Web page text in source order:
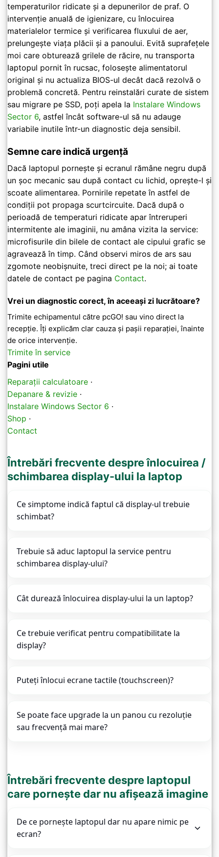
temperaturilor ridicate și a depunerilor de praf. O
intervenție anuală de igienizare, cu înlocuirea
materialelor termice și verificarea fluxului de aer,
prelungește viața plăcii și a panoului. Evită suprafețele
moi care obturează grilele de răcire, nu transporta
laptopul pornit în rucsac, folosește alimentatorul
original și nu actualiza BIOS-ul decât dacă rezolvă o
problemă concretă. Pentru reinstalări curate de sistem
sau migrare pe SSD, poți apela la Instalare Windows
Sector 6, astfel încât software-ul să nu adauge
variabile inutile într-un diagnostic deja sensibil.
Semne care indică urgență
Dacă laptopul pornește și ecranul rămâne negru după
un șoc mecanic sau după contact cu lichid, oprește-l și
scoate alimentarea. Pornirile repetate în astfel de
condiții pot propaga scurtcircuite. Dacă după o
perioadă de temperaturi ridicate apar întreruperi
intermitente ale imaginii, nu amâna vizita la service:
microfisurile din bilele de contact ale cipului grafic se
agravează în timp. Când observi miros de ars sau
zgomote neobișnuite, treci direct pe la noi; ai toate
datele de contact pe pagina Contact.
Vrei un diagnostic corect, în aceeași zi lucrătoare?
Trimite echipamentul către pcGO! sau vino direct la
recepție. Îți explicăm clar cauza și pașii reparației, înainte
de orice intervenție.
Trimite în service
Pagini utile
Reparații calculatoare ·
Depanare & revizie ·
Instalare Windows Sector 6 ·
Shop ·
Contact
Întrebări frecvente despre înlocuirea /
schimbarea display-ului la laptop
Ce simptome indică faptul că display-ul trebuie
schimbat?
Trebuie să aduc laptopul la service pentru
schimbarea display-ului?
Cât durează înlocuirea display-ului la un laptop?
Ce trebuie verificat pentru compatibilitate la
display?
Puteți înlocui ecrane tactile (touchscreen)?
Se poate face upgrade la un panou cu rezoluție
sau frecvență mai mare?
Întrebări frecvente despre laptopul
care pornește dar nu afișează imagine
De ce pornește laptopul dar nu apare nimic pe
ecran?